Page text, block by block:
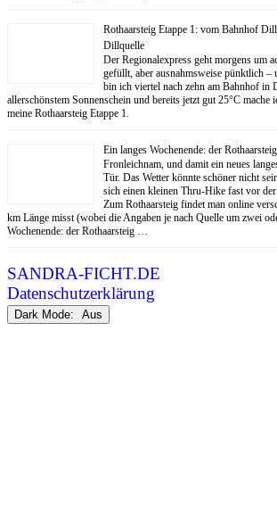
Rothaarsteig Etappe 1: vom Bahnhof
Dillquelle
Der Regionalexpress geht morgens um
gefüllt, aber ausnahmsweise pünktlich –
bin ich viertel nach zehn am Bahnhof in
allerschönstem Sonnenschein und bereits jetzt gut 25°C mache
meine Rothaarsteig Etappe 1.
Ein langes Wochenende: der
Fronleichnam, und damit ein neues
Tür. Das Wetter könnte schöner nicht
sich einen kleinen Thru-Hike fast vor
Zum Rothaarsteig findet man online
km Länge misst (wobei die Angaben je nach Quelle um zwei
Wochenende: der Rothaarsteig …
SANDRA-FICHT.DE
Datenschutzerklärung
Dark Mode: